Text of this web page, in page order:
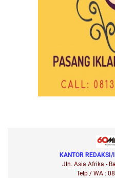
KANTOR
Jln. Asia Afrika -
Telp / WA :